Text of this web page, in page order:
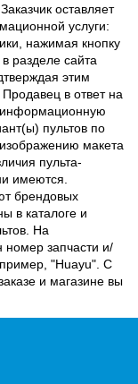
оставляет
услуги:
нажимая кнопку
разделе сайта
этим
в ответ на
информационную
пультов по
макета
пульта-
имеются.
брендовых
в каталоге и
На
запчасти и/
"Huayu". С
и магазине вы